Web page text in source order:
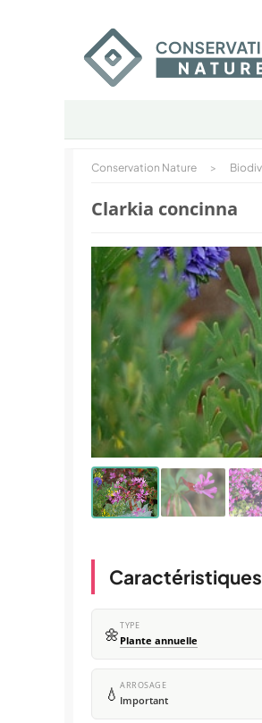
Conservation Nature >
Clarkia concinna
🌼TYPE
Plante annuelle
💧 ARROSAGE
Important